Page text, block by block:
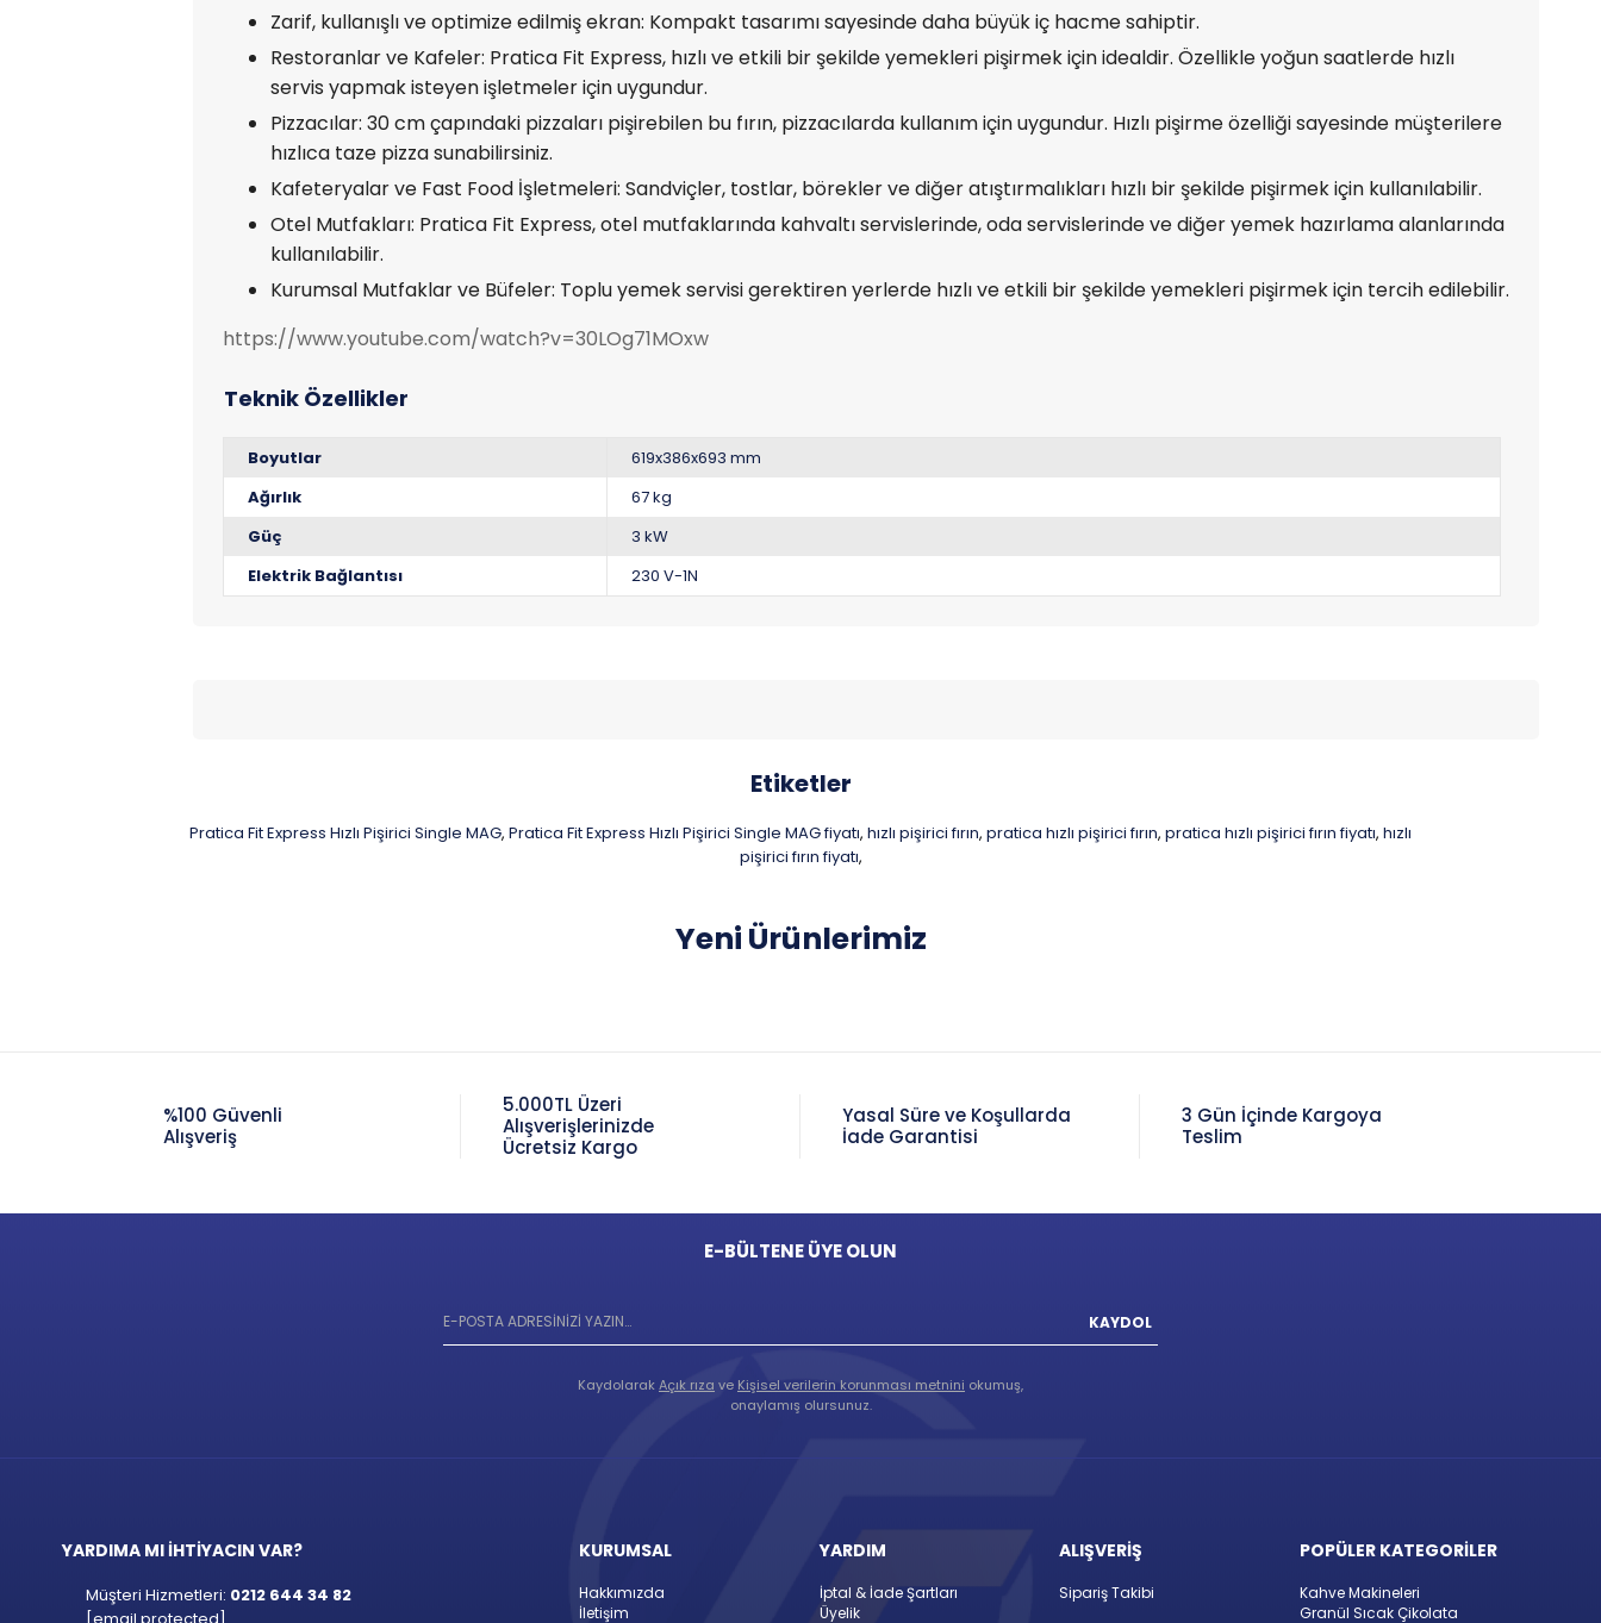
Zarif, kullanışlı ve optimize edilmiş ekran: Kompakt tasarımı sayesinde daha büyük iç hacme sahiptir.
Restoranlar ve Kafeler: Pratica Fit Express, hızlı ve etkili bir şekilde yemekleri pişirmek için idealdir. Özellikle yoğun saatlerde hızlı
servis yapmak isteyen işletmeler için uygundur.
Pizzacılar: 30 cm çapındaki pizzaları pişirebilen bu fırın, pizzacılarda kullanım için uygundur. Hızlı pişirme özelliği sayesinde müşterilere
hızlıca taze pizza sunabilirsiniz.
Kafeteryalar ve Fast Food İşletmeleri: Sandviçler, tostlar, börekler ve diğer atıştırmalıkları hızlı bir şekilde pişirmek için kullanılabilir.
Otel Mutfakları: Pratica Fit Express, otel mutfaklarında kahvaltı servislerinde, oda servislerinde ve diğer yemek hazırlama alanlarında
kullanılabilir.
Kurumsal Mutfaklar ve Büfeler: Toplu yemek servisi gerektiren yerlerde hızlı ve etkili bir şekilde yemekleri pişirmek için tercih edilebilir.
https://www.youtube.com/watch?v=30LOg71MOxw
Boyutlar
619x386x693 mm
Ağırlık
67 kg
Güç
3 kW
Elektrik Bağlantısı
230 V-1N
Etiketler
Pratica Fit Express Hızlı Pişirici Single MAG, Pratica Fit Express Hızlı Pişirici Single MAG fiyatı, hızlı pişirici fırın, pratica hızlı pişirici fırın, pratica hızlı pişirici fırın fiyatı, hızlı
pişirici fırın fiyatı,
Yeni Ürünlerimiz
%100 Güvenli
Alışveriş
5.000TL Üzeri
Alışverişlerinizde
Ücretsiz Kargo
Yasal Süre ve Koşullarda
İade Garantisi
3 Gün İçinde Kargoya
Teslim
E-BÜLTENE ÜYE OLUN
KAYDOL
KaydolarakAçık rıza ve Kişisel verilerin korunması metnini okumuş,
onaylamış olursunuz.
YARDIMA MI İHTİYACIN VAR?
Müşteri Hizmetleri: 0212 644 34 82
[email protected]
KURUMSAL
Hakkımızda
İletişim
YARDIM
İptal & İade Şartları
Üyelik
ALIŞVERİŞ
Sipariş Takibi
POPÜLER KATEGORİLER
Kahve Makineleri
Granül Sıcak Çikolata